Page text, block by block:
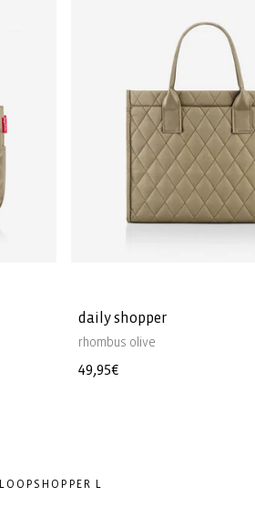
daily shopper
rhombus olive
Precio
49,95€
LOOPSHOPPER L